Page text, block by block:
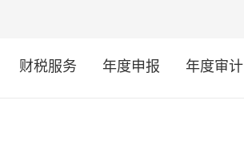
财税服务 年度申报 年度审计